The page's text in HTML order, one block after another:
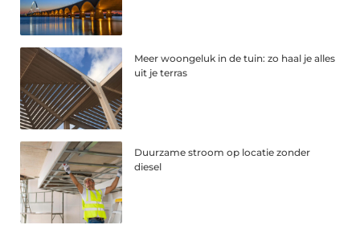
Meer woongeluk in de tuin: zo haal je alles
uit je terras
Duurzame stroom op locatie zonder
diesel